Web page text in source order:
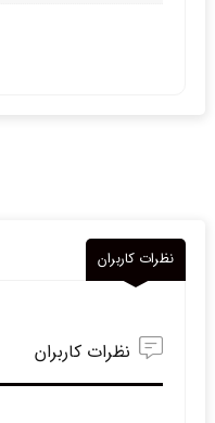
نظرات کاربران
نظرات کاربران